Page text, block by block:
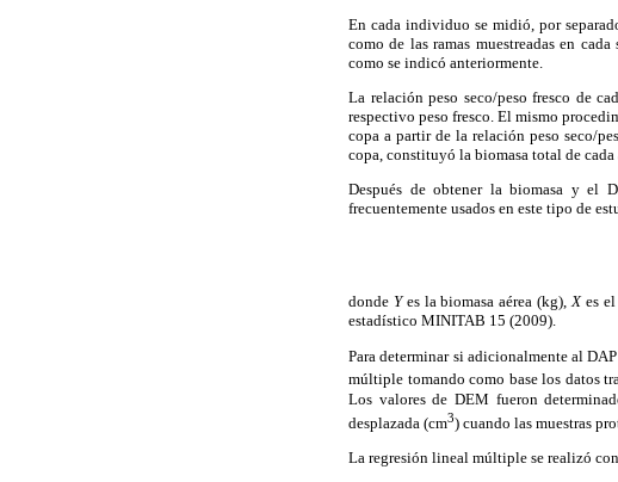
En cada individuo se midió, por
como de las ramas muestreadas en
como se indicó anteriormente.
La relación peso seco/peso fresco de
respectivo peso fresco. El mismo
copa a partir de la relación peso seco/
copa, constituyó la biomasa total de cada
Después de obtener la biomasa y el
frecuentemente usados en este tipo de
donde Yes la biomasa aérea (kg),Xes el
estadístico MINITAB 15 (2009).
Para determinar si adicionalmente al
múltiple tomando como base los datos
Los valores de DEM fueron
desplazada (cm3) cuando las muestras
La regresión lineal múltiple se realizó